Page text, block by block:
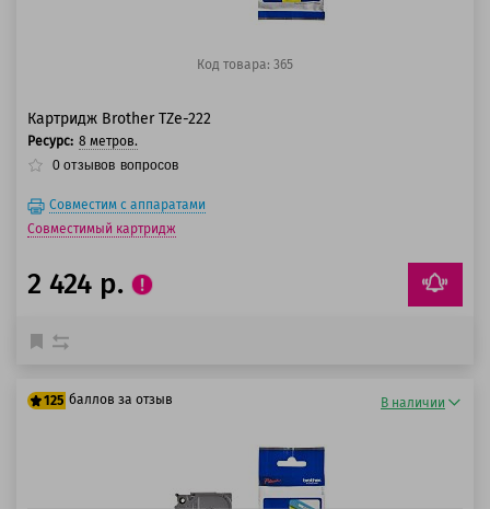
Код товара: 365
Картридж Brother TZe-222
Ресурс: 8 метров.
0 отзывов вопросов
Совместим с аппаратами
Совместимый картридж
2 424 р.
125 баллов за отзыв В наличии